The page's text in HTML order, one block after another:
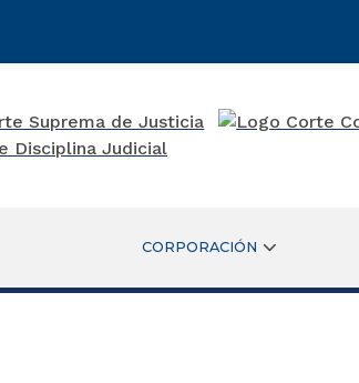
CORPORACIÓN